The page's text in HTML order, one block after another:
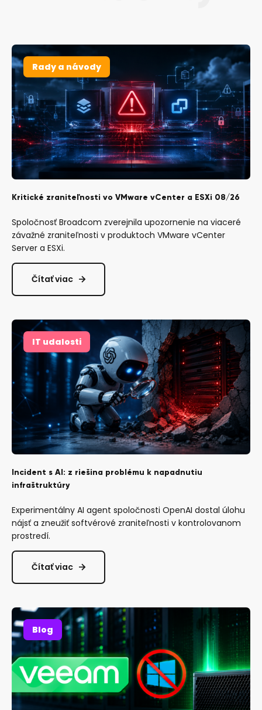
Rady a návody
Kritické zraniteľnosti vo VMware vCenter a ESXi 08/26
Spoločnosť Broadcom zverejnila upozornenie na viaceré
závažné zraniteľnosti v produktoch VMware vCenter
Server a ESXi.
Čítať viac
IT udalosti
Incident s AI: z riešina problému k napadnutiu
infraštruktúry
Experimentálny AI agent spoločnosti OpenAI dostal úlohu
nájsť a zneužiť softvérové zraniteľnosti v kontrolovanom
prostredí.
Čítať viac
Blog